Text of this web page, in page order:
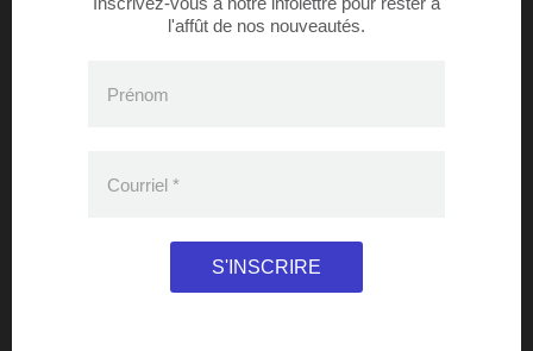
l'affût de nos nouveautés.
Prénom
Courriel *
S'INSCRIRE